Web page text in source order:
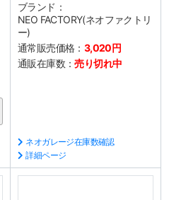
ブランド：
NEO FACTORY(ネオファクトリ
ー)
通常販売価格： 3,020円
通販在庫数：売り切れ中
ネオガレージ在庫数確認
詳細ページ